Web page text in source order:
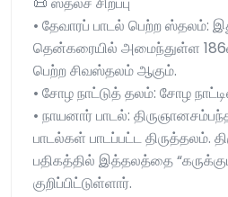
• தேவாரப் பாடல் பெற்ற ஸ்தலம்:
தென்கரையில் அமைந்துள்ள
பெற்ற சிவஸ்தலம் ஆகும்.
• சோழ நாட்டுத் தலம்: சோழ
• நாயனார் பாடல்:
பாடல்கள் பாடப்பட்ட திருத்தலம்.
பதிகத்தில் இத்தலத்தை
குறிப்பிட்டுள்ளார்.